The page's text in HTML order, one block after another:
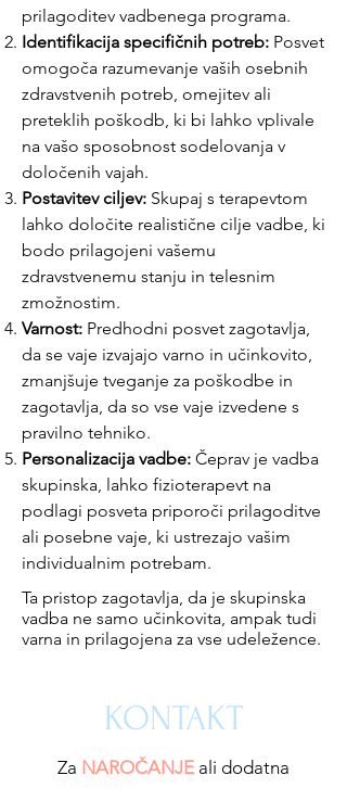
prilagoditev vadbenega programa.
Identifikacija specifičnih potreb: Posvet
omogoča razumevanje vaših osebnih
zdravstvenih potreb, omejitev ali
preteklih poškodb, ki bi lahko vplivale
na vašo sposobnost sodelovanja v
določenih vajah.
Postavitev ciljev: Skupaj s terapevtom
lahko določite realistične cilje vadbe, ki
bodo prilagojeni vašemu
zdravstvenemu stanju in telesnim
zmožnostim.
Varnost: Predhodni posvet zagotavlja,
da se vaje izvajajo varno in učinkovito,
zmanjšuje tveganje za poškodbe in
zagotavlja, da so vse vaje izvedene s
pravilno tehniko.
Personalizacija vadbe: Čeprav je vadba
skupinska, lahko fizioterapevt na
podlagi posveta priporoči prilagoditve
ali posebne vaje, ki ustrezajo vašim
individualnim potrebam.
Ta pristop zagotavlja, da je skupinska
vadba ne samo učinkovita, ampak tudi
varna in prilagojena za vse udeležence.
KONTAKT
Za NAROČANJE ali dodatna